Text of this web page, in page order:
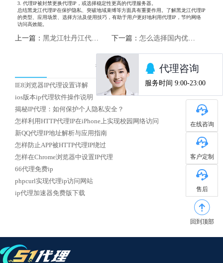
3. 代理IP被封禁更换代理IP，或选择稳定性更高的代理服务器。
总结黑龙江代理IP在保护隐私、突破地域束缚等方面具有重要作用。了解黑龙江代理IP
的类型、应用场景、选择方法及使用技巧，有助于用户更好地利用代理IP，节约网络
访问高效能。
上一篇： 黑龙江牡丹江代理ip 下一篇： 怎么选择国内优质HTTP代理IP
热门文章
IE8浏览器IP代理设置详解
ios版本ip代理软件操作说明
揭秘IP代理：如何保护个人隐私安全？
怎样利用HTTP代理IP在iPhone上实现校园网络访问
新QQ代理IP地址解析与应用指南
怎样防止APP被HTTP代理IP绕过
怎样在Chrome浏览器中设置IP代理
66代理免费ip
phpcurl实现代理ip访问网站
ip代理加速器免费版下载
在线咨询
客户定制
售后
回到顶部